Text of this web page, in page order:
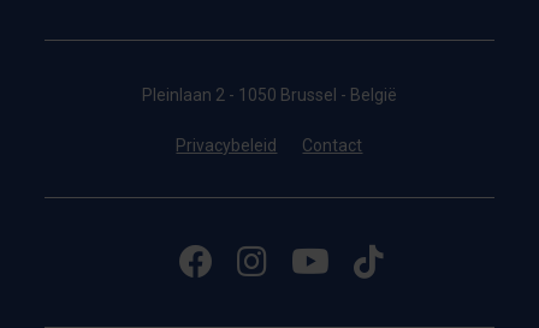
Pleinlaan 2 - 1050 Brussel - België
Privacybeleid Contact